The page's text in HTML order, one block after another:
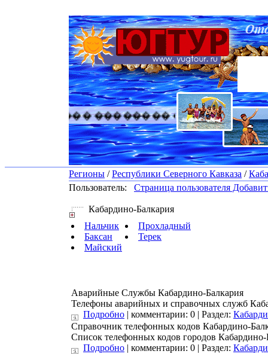
������� �������� �������
Регионы /Республики Северного Кавказа /
Пользователь:
Страница пользователя
Кабардино-Балкария
Нальчик
Баксан
Майский
Прохладный
Терек
Аварийные Службы Кабардино-Балкария
Телефоны аварийных и справочных служб
Подробно | комментарии: 0 | Раздел:
Справочник телефонных кодов Кабардино-
Список телефонных кодов городов
Подробно | комментарии: 0 | Раздел: